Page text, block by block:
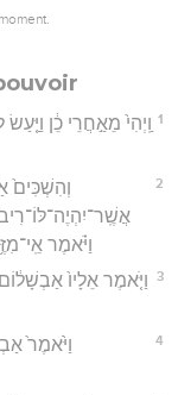
1 וַֽיְהִי֙ מֵאַ֣חֲרֵי כֵ֔ן
2
וְהִשְׁכִּים֙
וַיֹּ֗אמֶר
3
וַיֹּ֤אמֶר אֵלָיו֙
4
וַיֹּ֙אמֶר֙